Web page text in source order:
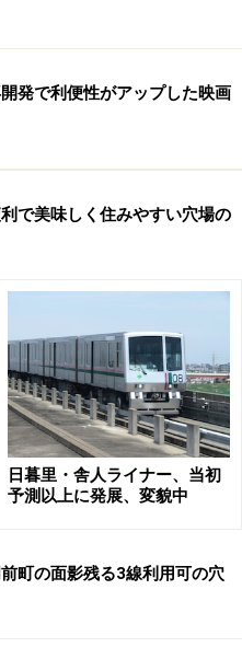
2期開業の前にすでにオ
合型クリニック。駅で子
勤・通学のついでに病院
逃せません。こうしたラ
ナカ、あるいは駅直結で
期待したいところです。
アルオープン
は、その他の私鉄各社で
開発で利便性がアップした映画
で美味しく住みやすい穴場の
日暮里・舎人ライナー、当初
予測以上に発展、変貌中
町の面影残る3線利用可の穴